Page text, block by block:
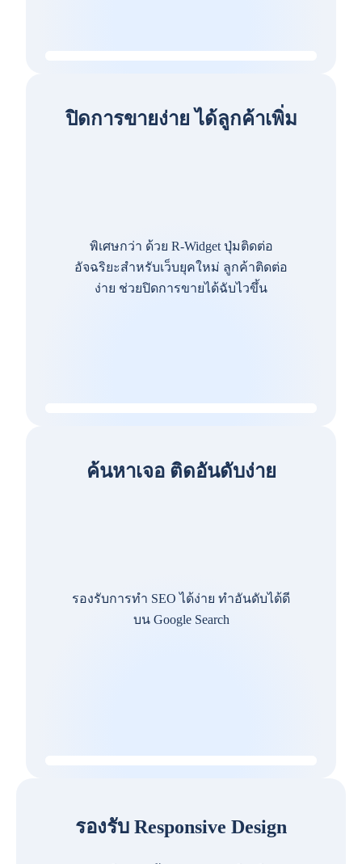
ปิดการขายง่าย ได้ลูกค้าเพิ่ม
พิเศษกว่า ด้วย R-Widget ปุ่มติดต่อ
อัจฉริยะสำหรับเว็บยุคใหม่ ลูกค้าติดต่อ
ง่าย ช่วยปิดการขายได้ฉับไวขึ้น
ค้นหาเจอ ติดอันดับง่าย
รองรับการทำ SEO ได้ง่าย ทำอันดับได้ดี
บน Google Search
รองรับ Responsive Design